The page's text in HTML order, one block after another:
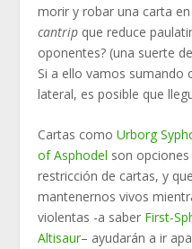
morir y robar una carta
cantrip que reduce
oponentes? (una suerte
Si a ello vamos sumando
lateral, es posible que
Cartas comoUrborg
of Asphodel son
restricción de cartas, y
mantenernos vivos
violentas -a saber First-
Altisaur– ayudarán a ir